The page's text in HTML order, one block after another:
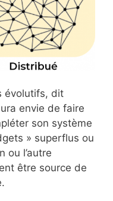
évolutifs, dit
envie de faire
son système
» superflus ou
ou l’autre
être source de